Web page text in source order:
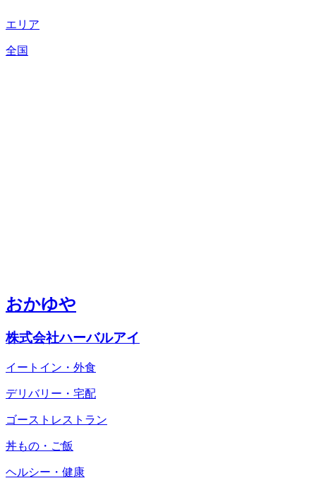
エリア
全国
おかゆや
株式会社ハーバルアイ
イートイン・外食
デリバリー・宅配
ゴーストレストラン
丼もの・ご飯
ヘルシー・健康